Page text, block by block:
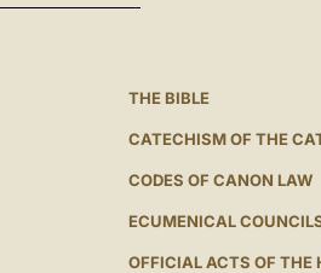
THE BIBLE
CATECHISM OF THE
CODES OF CANON LAW
ECUMENICAL
OFFICIAL ACTS OF THE